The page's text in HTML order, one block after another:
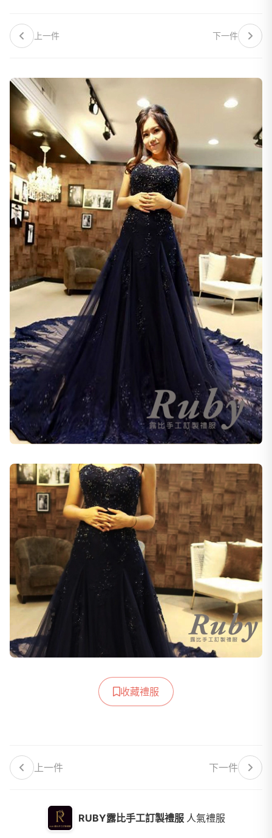
上一件 下一件
收藏禮服
上一件 下一件
RUBY露比手工訂製禮服 人氣禮服